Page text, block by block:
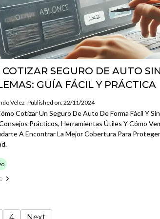
SEGURO DE AUTO SIN
GUÍA FÁCIL Y PRÁCTICA
Velez Published on: 22/11/2024
Cotizar Un Seguro De Auto De Forma Fácil Y
Prácticos, Herramientas Útiles Y Cómo
A Encontrar La Mejor Cobertura Para